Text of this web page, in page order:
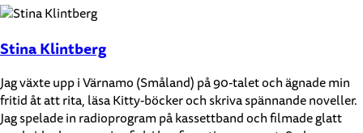
Stina Klintberg
Jag växte upp i Värnamo (Småland) på 90-talet och ägnade min
fritid åt att rita, läsa Kitty-böcker och skriva spännande noveller.
Jag spelade in radioprogram på kassettband och filmade glatt